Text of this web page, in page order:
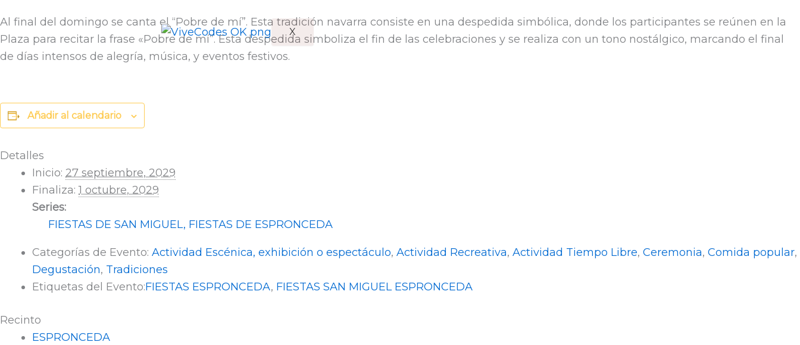
X
Al final del domingo se canta el “Pobre de mí”. Esta tradición navarra consiste en una despedida simbólica, donde los participantes se reúnen en la
Plaza para recitar la frase «Pobre de mí”. Esta despedida simboliza el fin de las celebraciones y se realiza con un tono nostálgico, marcando el final
de días intensos de alegría, música, y eventos festivos.
Añadir al calendario
Detalles
Inicio: 27 septiembre, 2029
Finaliza: 1 octubre, 2029
Series:
FIESTAS DE SAN MIGUEL, FIESTAS DE ESPRONCEDA
Categorías de Evento: Actividad Escénica, exhibición o espectáculo, Actividad Recreativa, Actividad Tiempo Libre, Ceremonia, Comida popular,
Degustación, Tradiciones
Etiquetas del Evento:FIESTAS ESPRONCEDA, FIESTAS SAN MIGUEL ESPRONCEDA
Recinto
ESPRONCEDA